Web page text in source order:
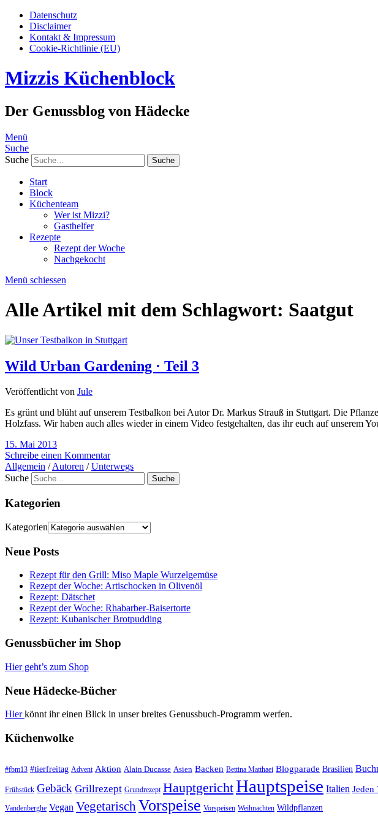
Datenschutz
Disclaimer
Kontakt & Impressum
Cookie-Richtlinie (EU)
Mizzis Küchenblock
Der Genussblog von Hädecke
Menü
Suche
Suche
Start
Block
Küchenteam
Wer ist Mizzi?
Gasthelfer
Rezepte
Rezept der Woche
Nachgekocht
Menü schiessen
Alle Artikel mit dem Schlagwort: Saatgut
Wild Urban Gardening · Teil 3
Veröffentlicht von Jule
Es grünt und blüht auf unserem Testbalkon bei Autor Dr. Markus Strauß in Stuttgart. Die
Holzfass. Wir haben auch alles wieder in einem Video festgehalten, das ihr euch auf unserem
15. Mai 2013
Schreibe einen Kommentar
Allgemein /Autoren /Unterwegs
Suche
Kategorien
Kategorien
Neue Posts
Rezept für den Grill: Miso Maple Wurzelgemüse
Rezept der Woche: Artischocken in Olivenöl
Rezept: Dätschet
Rezept der Woche: Rhabarber-Baisertorte
Rezept: Kubanischer Brotpudding
Genussbücher im Shop
Hier geht’s zum Shop
Neue Hädecke-Bücher
Hierkönnt ihr einen Blick in unser breites Genussbuch-Programm werfen.
Küchenwolke
#fbm13 #tierfreitag Advent Aktion Alain Ducasse Asien Backen Bettina Matthaei Blogparade Brasilien
Frühstück Gebäck Grillrezept Grundrezept HauptgerichtHauptspeise Italien Jeden
Vandenberghe Vegan Vegetarisch Vorspeise Vorspeisen Weihnachten Wildpflanzen